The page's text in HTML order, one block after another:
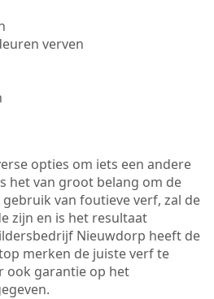
verven
opties om iets een andere
het van groot belang om de
van foutieve verf, zal de
zijn en is het resultaat
Nieuwdorp heeft de
merken de juiste verf te
ook garantie op het